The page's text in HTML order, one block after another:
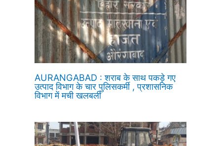
AURANGABAD : शराब के साथ पकड़े गए
उत्पाद विभाग के चार पुलिसकर्मी , प्रशासनिक
विभाग में मची खलबली